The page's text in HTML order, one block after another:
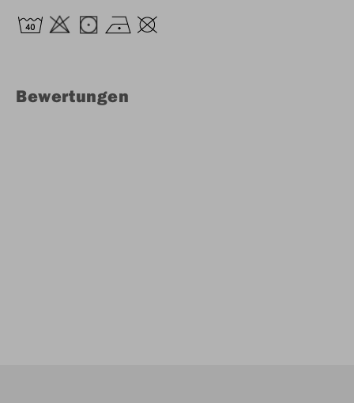
Bewertungen